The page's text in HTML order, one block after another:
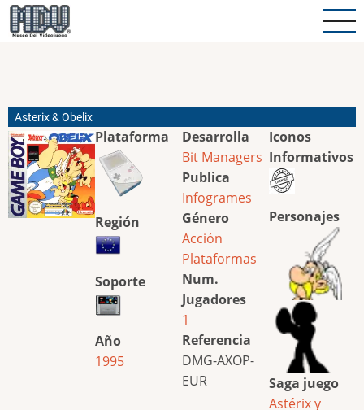
Pasar
al
Asterix & Obelix
Plataforma
Región
Soporte
Año
1995
Desarrolla
Bit Managers
Publica
Infogrames
Género
Acción
Plataformas
Num.
Jugadores
1
Referencia
DMG-AXOP-
EUR
Iconos
Informativos
Personajes
Saga juego
Astérix y